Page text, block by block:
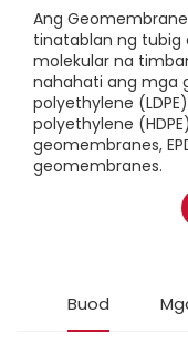
Ang
tinatablan ng tubig
molekular na
nahahati ang mga
polyethylene
polyethylene
geomembranes,
geomembranes.
Buod